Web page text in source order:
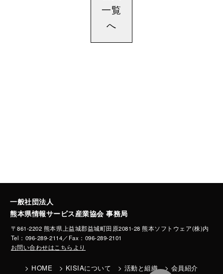
一覧
へ
一般社団法人
熊本県情報サービス産業協会 事務局
〒861-2202 熊本県上益城郡益城町田原2081-28 熊本ソフトウェア(株)内
Tel：096-289-2114／Fax：096-289-2101
お問い合わせはこちらより
HOME KISIAについて 活動と組織 会員紹介